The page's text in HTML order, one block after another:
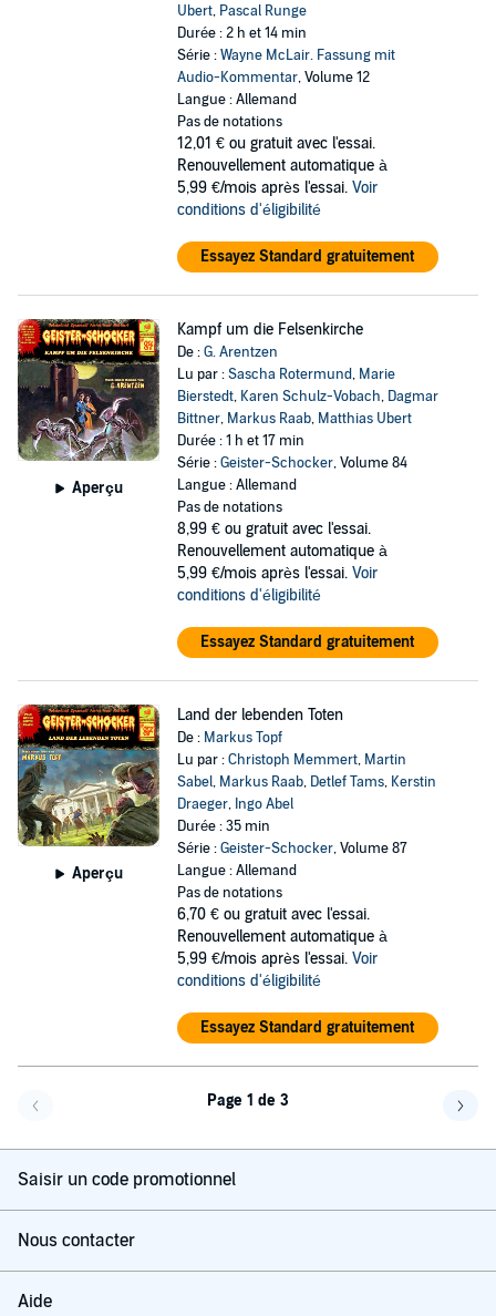
Ubert, Pascal Runge
Durée : 2 h et 14 min
Série :Wayne McLair. Fassung mit
Audio-Kommentar, Volume 12
Langue : Allemand
Pas de notations
12,01 € ou gratuit avec l'essai.
Renouvellement automatique à
5,99 €/mois après l'essai. Voir
conditions d'éligibilité
Essayez Standard gratuitement
Aperçu
Kampf um die Felsenkirche
De :G. Arentzen
Lu par :Sascha Rotermund, Marie
Bierstedt, Karen Schulz-Vobach, Dagmar
Bittner, Markus Raab, Matthias Ubert
Durée : 1 h et 17 min
Série :Geister-Schocker, Volume 84
Langue : Allemand
Pas de notations
8,99 € ou gratuit avec l'essai.
Renouvellement automatique à
5,99 €/mois après l'essai. Voir
conditions d'éligibilité
Essayez Standard gratuitement
Aperçu
Land der lebenden Toten
De : Markus Topf
Lu par :Christoph Memmert, Martin
Sabel, Markus Raab, Detlef Tams, Kerstin
Draeger, Ingo Abel
Durée : 35 min
Série :Geister-Schocker, Volume 87
Langue : Allemand
Pas de notations
6,70 € ou gratuit avec l'essai.
Renouvellement automatique à
5,99 €/mois après l'essai. Voir
conditions d'éligibilité
Essayez Standard gratuitement
Page 1 de 3
Saisir un code promotionnel
Nous contacter
Aide